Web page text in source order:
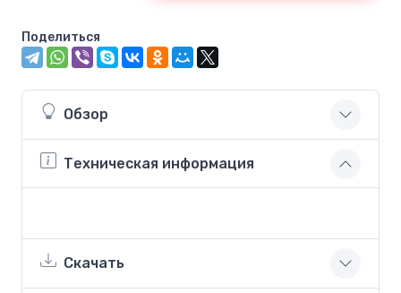
Поделиться
Обзор
Техническая информация
Скачать